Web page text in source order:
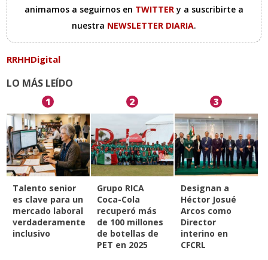
animamos a seguirnos en TWITTERy a suscribirte a
nuestra NEWSLETTER DIARIA.
RRHHDigital
LO MÁS LEÍDO
1
Talento senior
es clave para un
mercado laboral
verdaderamente
inclusivo
2
Grupo RICA
Coca-Cola
recuperó más
de 100 millones
de botellas de
PET en 2025
3
Designan a
Héctor Josué
Arcos como
Director
interino en
CFCRL